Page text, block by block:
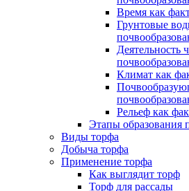
Время как
Грунтовые
Деятельность
Климат как
Рельеф как
Этапы образования
Виды торфа
Добыча торфа
Применение торфа
Как выглядит торф
Торф для рассады